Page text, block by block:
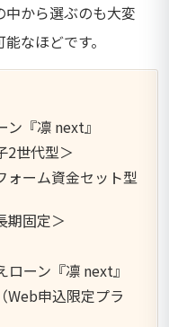
中から選ぶのも大変
なほどです。
『凛 next』
2世代型＞
ォーム資金セット型
期固定＞
ーン『凛 next』
Web申込限定プラ